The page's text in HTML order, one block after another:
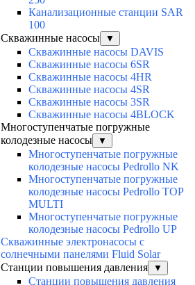
Канализационные станции SAR
100
Скважинные насосы
▼
Скважинные насосы DAVIS
Скважинные насосы 6SR
Скважинные насосы 4HR
Скважинные насосы 4SR
Скважинные насосы 3SR
Скважинные насосы 4BLOCK
Многоступенчатые погружные
колодезные насосы
▼
Многоступенчатые погружные
колодезные насосы Pedrollo NK
Многоступенчатые погружные
колодезные насосы Pedrollo TOP
MULTI
Многоступенчатые погружные
колодезные насосы Pedrollo UP
Скважинные электронасосы с
солнечными панелями Fluid Solar
Станции повышения давления
▼
Станции повышения давления